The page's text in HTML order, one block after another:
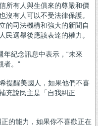
所有人與生俱來的尊嚴和價
沒有人可以不受法律保護。
的司法機構和強大的新聞自
選舉後應該表達的權力。
紀念訊息中表示，“未來
者。”
提醒美國人，如果他們不喜
充說民主是「自我糾正
的能力，如果你不喜歡正在